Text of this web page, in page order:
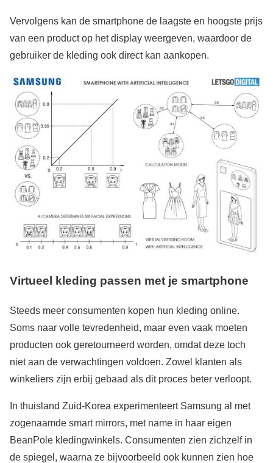
Vervolgens kan de smartphone de laagste en hoogste prijs
van een product op het display weergeven, waardoor de
gebruiker de kleding ook direct kan aankopen.
Virtueel kleding passen met je smartphone
Steeds meer consumenten kopen hun kleding online.
Soms naar volle tevredenheid, maar even vaak moeten
producten ook geretourneerd worden, omdat deze toch
niet aan de verwachtingen voldoen. Zowel klanten als
winkeliers zijn erbij gebaad als dit proces beter verloopt.
In thuisland Zuid-Korea experimenteert Samsung al met
zogenaamde smart mirrors, met name in haar eigen
BeanPole kledingwinkels. Consumenten zien zichzelf in
de spiegel, waarna ze bijvoorbeeld ook kunnen zien hoe